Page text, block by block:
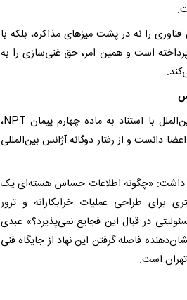
را نه در پشت میزهای مذاکره، بلکه با
است و همین امر، حق غنی‌سازی را به
رئیس اندیشکده مطالعات راهبردی حقوق بین‌الملل با استناد به ماده چهارم پیمان NPT،
دانست و از رفتار دوگانه آژانس بین‌المللی
داشت: «چگونه اطلاعات حساس هسته‌ای یک
برای طراحی عملیات خرابکارانه و ترور
در قبال این فجایع نمی‌پذیرد؟» عبدی
فاصله گرفتن این نهاد از جایگاه فنی
است.